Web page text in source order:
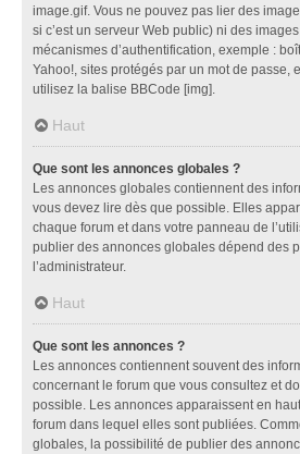
image.gif. Vous ne pouvez pas lier des
si c’est un serveur Web public) ni des
mécanismes d’authentification, exemple :
Yahoo!, sites protégés par un mot de passe,
utilisez la balise BBCode [img].
Haut
Que sont les annonces globales ?
Les annonces globales contiennent des
vous devez lire dès que possible. Elles
chaque forum et dans votre panneau de
publier des annonces globales dépend des
l’administrateur.
Haut
Que sont les annonces ?
Les annonces contiennent souvent des
concernant le forum que vous consultez et
possible. Les annonces apparaissent en
forum dans lequel elles sont publiées.
globales, la possibilité de publier des